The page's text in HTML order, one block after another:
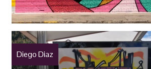
Diego Diaz